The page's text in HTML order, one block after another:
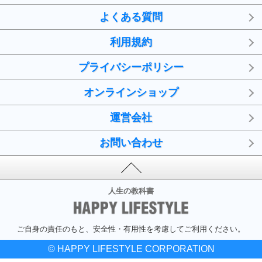
よくある質問
利用規約
プライバシーポリシー
オンラインショップ
運営会社
お問い合わせ
人生の教科書
ご自身の責任のもと、安全性・有用性を考慮してご利用ください。
© HAPPY LIFESTYLE CORPORATION